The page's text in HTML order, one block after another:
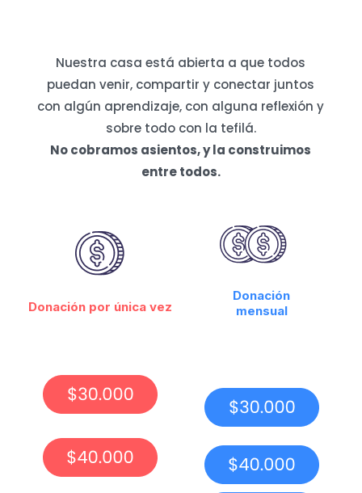
Nuestra casa está abierta a que todos
puedan venir, compartir y conectar juntos
con algún aprendizaje, con alguna reflexión y
sobre todo con la tefilá.
No cobramos asientos, y la construimos
entre todos.
Donación por única vez
Donación
mensual